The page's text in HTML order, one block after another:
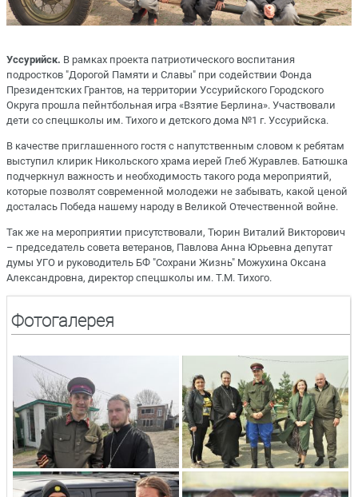
Уссурийск. В рамках проекта патриотического воспитания
подростков "Дорогой Памяти и Славы" при содействии Фонда
Президентских Грантов, на территории Уссурийского Городского
Округа прошла пейнтбольная игра «Взятие Берлина». Участвовали
дети со спецшколы им. Тихого и детского дома №1 г. Уссурийска.
В качестве приглашенного гостя с напутственным словом к ребятам
выступил клирик Никольского храма иерей Глеб Журавлев. Батюшка
подчеркнул важность и необходимость такого рода мероприятий,
которые позволят современной молодежи не забывать, какой ценой
досталась Победа нашему народу в Великой Отечественной войне.
Так же на мероприятии присутствовали, Тюрин Виталий Викторович
– председатель совета ветеранов, Павлова Анна Юрьевна депутат
думы УГО и руководитель БФ "Сохрани Жизнь" Можухина Оксана
Александровна, директор спецшколы им. Т.М. Тихого.
Фотогалерея